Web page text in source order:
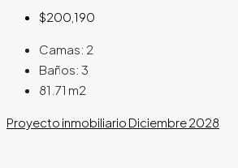
$200,190
Camas: 2
Baños: 3
81.71 m2
Proyecto inmobiliario Diciembre 2028